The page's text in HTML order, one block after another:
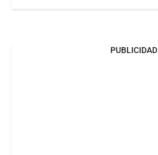
PUBLICIDAD